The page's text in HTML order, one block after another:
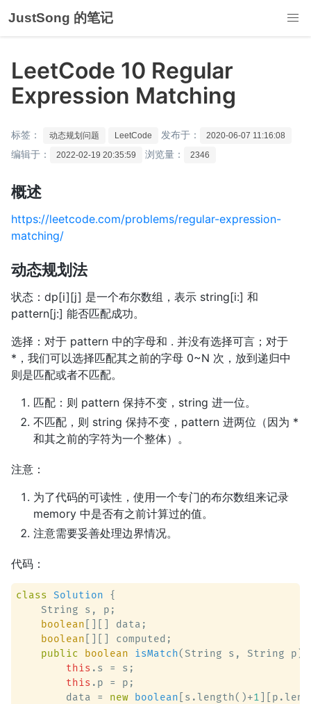
JustSong 的笔记
LeetCode 10 Regular
Expression Matching
标签： 动态规划问题 LeetCode 发布于： 2020-06-07 11:16:08
编辑于： 2022-02-19 20:35:59 浏览量： 2346
概述
https://leetcode.com/problems/regular-expression-
matching/
动态规划法
状态：dp[i][j] 是一个布尔数组，表示 string[i:] 和
pattern[j:] 能否匹配成功。
选择：对于 pattern 中的字母和 . 并没有选择可言；对于
*，我们可以选择匹配其之前的字母 0~N 次，放到递归中
则是匹配或者不匹配。
匹配：则 pattern 保持不变，string 进一位。
不匹配，则 string 保持不变，pattern 进两位（因为 *
和其之前的字符为一个整体）。
注意：
为了代码的可读性，使用一个专门的布尔数组来记录
memory 中是否有之前计算过的值。
注意需要妥善处理边界情况。
代码：
class Solution {
    String s, p;
boolean [][] data;
boolean [][] computed;
public
boolean isMatch(String s, String p)
this .s = s;
this .p = p;
        data =
new boolean [s.length()+1